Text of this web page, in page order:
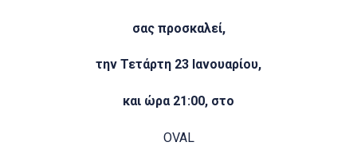
σας προσκαλεί,
την Τετάρτη 23 Ιανουαρίου,
και ώρα 21:00, στο
OVAL